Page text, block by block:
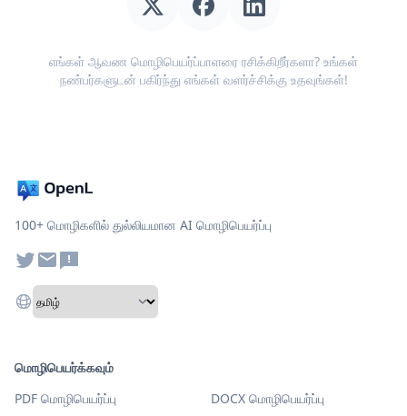
எங்கள் ஆவண மொழிபெயர்ப்பாளரை ரசிக்கிறீர்களா? உங்கள்
நண்பர்களுடன் பகிர்ந்து எங்கள் வளர்ச்சிக்கு உதவுங்கள்!
100+ மொழிகளில் துல்லியமான AI மொழிபெயர்ப்பு
மொழிபெயர்க்கவும்
PDF மொழிபெயர்ப்பு
DOCX மொழிபெயர்ப்பு